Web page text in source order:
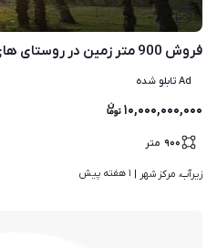
۱
فروش 900 متر زمین در روستای های سوادکوه کد (4)
Ad تابلو شده
۱۰,۰۰۰,۰۰۰,۰۰۰
۹۰۰ متر
زیرآب، مرکز شهر | ۱ هفته پیش